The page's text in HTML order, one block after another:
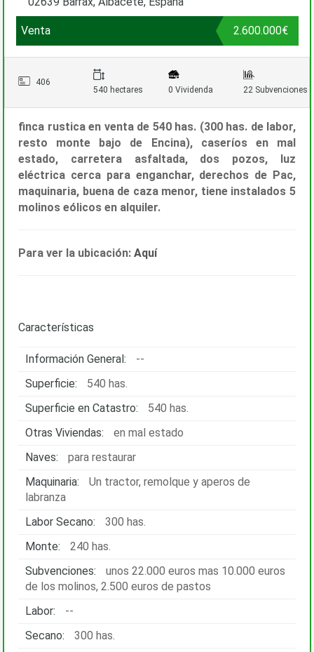
Venta 2.600.000€
406
540 hectares 0 Vividenda 22 Subvenciones
finca rustica en venta de 540 has. (300 has. de labor,
resto monte bajo de Encina), caseríos en mal
estado, carretera asfaltada, dos pozos, luz
eléctrica cerca para enganchar, derechos de Pac,
maquinaria, buena de caza menor, tiene instalados 5
molinos eólicos en alquiler.
Para ver la ubicación: Aquí
Características
Información General:
--
Superficie:
540 has.
Superficie en Catastro:
540 has.
Otras Viviendas:
en mal estado
Naves:
para restaurar
Maquinaria:
Un tractor, remolque y aperos de
labranza
Labor Secano:
300 has.
Monte:
240 has.
Subvenciones:
unos 22.000 euros mas 10.000 euros
de los molinos, 2.500 euros de pastos
Labor:
--
Secano:
300 has.